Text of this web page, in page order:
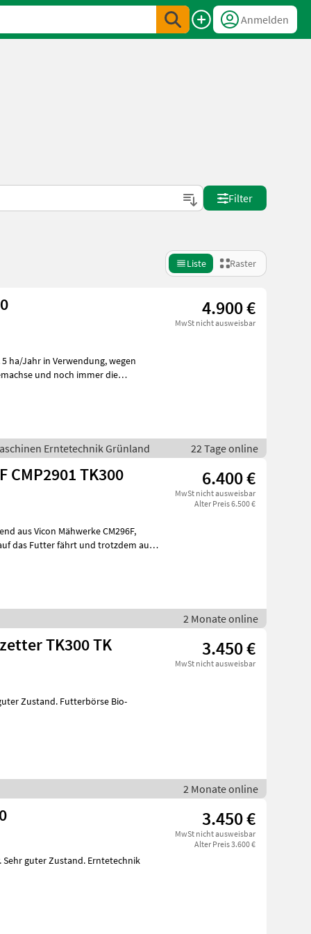
Anmelden
Filter
Liste Raster
4.900 €
MwSt nicht ausweisbar
und noch immer die
Erntetechnik Grünland 22 Tage online
CMP2901 TK300 6.400 €
MwSt nicht ausweisbar
Alter Preis 6.500 €
2 Monate online
TK300 TK
3.450 €
MwSt nicht ausweisbar
Zustand. Futterbörse Bio-
2 Monate online
3.450 €
MwSt nicht ausweisbar
Alter Preis 3.600 €
Sehr guter Zustand. Erntetechnik